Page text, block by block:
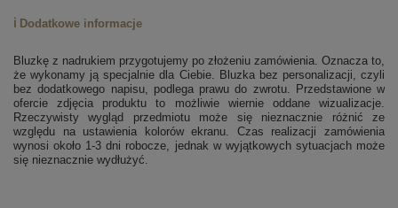
ℹ️ Dodatkowe informacje
Bluzkę z nadrukiem przygotujemy po złożeniu zamówienia. Oznacza to,
że wykonamy ją specjalnie dla Ciebie. Bluzka bez personalizacji, czyli
bez dodatkowego napisu, podlega prawu do zwrotu. Przedstawione w
ofercie zdjęcia produktu to możliwie wiernie oddane wizualizacje.
Rzeczywisty wygląd przedmiotu może się nieznacznie różnić ze
względu na ustawienia kolorów ekranu. Czas realizacji zamówienia
wynosi około 1-3 dni robocze, jednak w wyjątkowych sytuacjach może
się nieznacznie wydłużyć.